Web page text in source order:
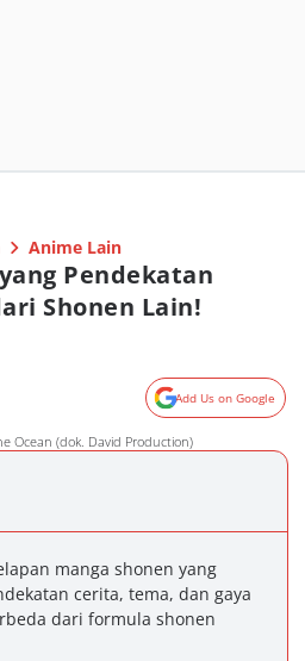
Anime Lain
Pendekatan
Shonen Lain!
Add Us on Google
Ocean (dok. David Production)
manga shonen yang
cerita, tema, dan gaya
dari formula shonen